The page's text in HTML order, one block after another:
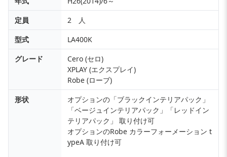
定員
2 人
型式
LA400K
グレード
Cero (セロ)
XPLAY (エクスプレイ)
Robe (ローブ)
形状
オプションの「ブラックインテリアパック」
「ベージュインテリアパック」「レッドイン
テリアパック」 取り付け可
オプションのRobe カラーフォーメーション t
ypeA 取り付け可